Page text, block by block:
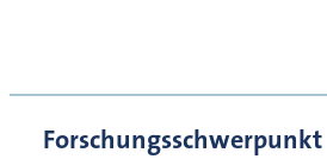
Forschungsschwerpunkt